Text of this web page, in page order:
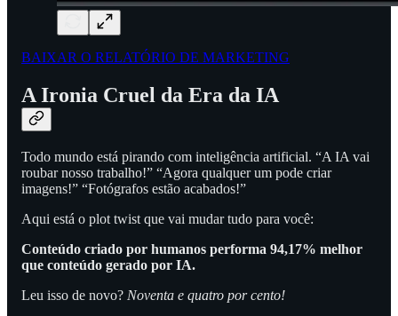
BAIXAR O RELATÓRIO DE MARKETING
A Ironia Cruel da Era da IA
Todo mundo está pirando com inteligência artificial. “A IA vai
roubar nosso trabalho!” “Agora qualquer um pode criar
imagens!” “Fotógrafos estão acabados!”
Aqui está o plot twist que vai mudar tudo para você:
Conteúdo criado por humanos performa 94,17% melhor
que conteúdo gerado por IA.
Leu isso de novo? Noventa e quatro por cento!